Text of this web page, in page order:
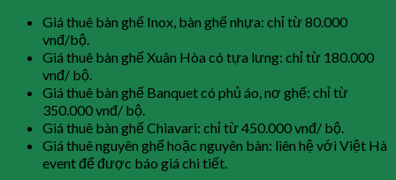
Giá thuê bàn ghế Inox, bàn ghế nhựa: chỉ từ 80.000
vnđ/bộ.
Giá thuê bàn ghế Xuân Hòa có tựa lưng: chỉ từ 180.000
vnđ/ bộ.
Giá thuê bàn ghế Banquet có phủ áo, nơ ghế: chỉ từ
350.000 vnđ/ bộ.
Giá thuê bàn ghế Chiavari: chỉ từ 450.000 vnđ/ bộ.
Giá thuê nguyên ghế hoặc nguyên bàn: liên hệ với Việt Hà
event để được báo giá chi tiết.